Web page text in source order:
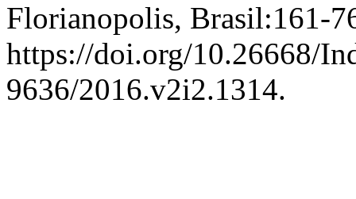
Florianopolis, Brasil:161-
https://doi.org/10.26668/
9636/2016.v2i2.1314.